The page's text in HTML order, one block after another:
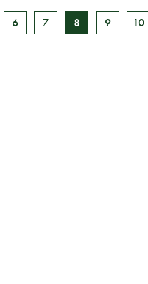
6 7 8 9 10
>